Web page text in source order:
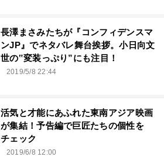
長澤まさみたちが『コンフィデンスマ
ンJP』でネタバレ舞台挨拶。小日向文
世の‟変装っぷり”にも注目！
2019/5/8 22:44
活気と才能にあふれた東南アジア映画
が集結！予告編で巨匠たちの個性を
チェック
2019/6/8 12:00